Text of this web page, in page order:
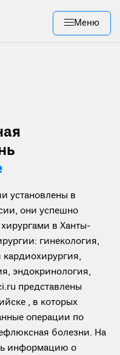
Меню
установлены в
они успешно
в Ханты-
гинекология,
эндокринология,
представлены
, в которых
операции по
болезни. На
информацию о